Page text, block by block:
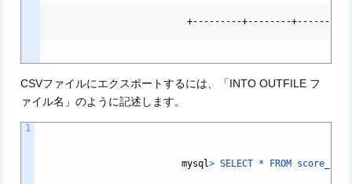
+---------+--------
CSVファイルにエクスポートするには、「INTO OUTFILE フ
ァイル名」のように記述します。
1
mysql> SELECT * FROM